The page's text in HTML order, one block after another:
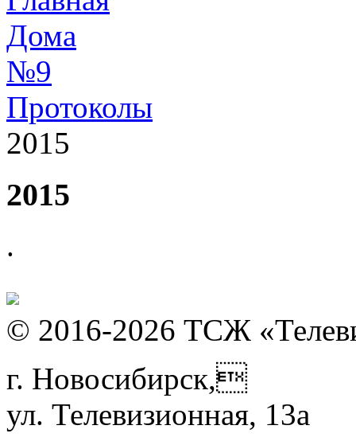
Дома
№9
Протоколы
2015
2015
.
© 2016-2026 ТСЖ
г. Новосибирск,
ул. Телевизионная, 13а